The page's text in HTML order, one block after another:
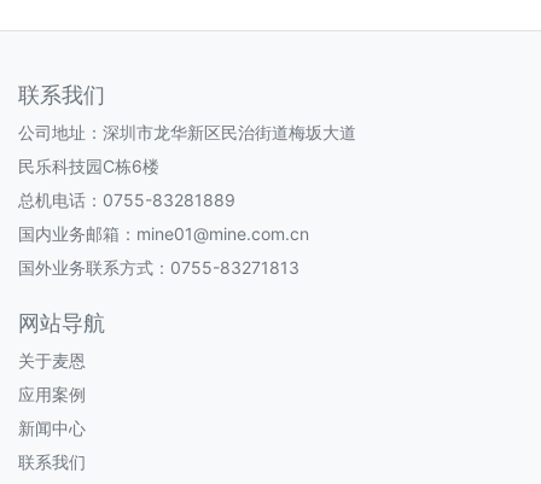
联系我们
公司地址：深圳市龙华新区民治街道梅坂大道
民乐科技园C栋6楼
总机电话：0755-83281889
国内业务邮箱：mine01@mine.com.cn
国外业务联系方式：0755-83271813
网站导航
关于麦恩
应用案例
新闻中心
联系我们